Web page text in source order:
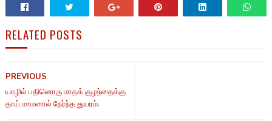
RELATED POSTS
PREVIOUS
யாழில் பதினொரு மாதக் குழந்தைக்கு
தாய் மாமனால் நேர்ந்த துயரம்.